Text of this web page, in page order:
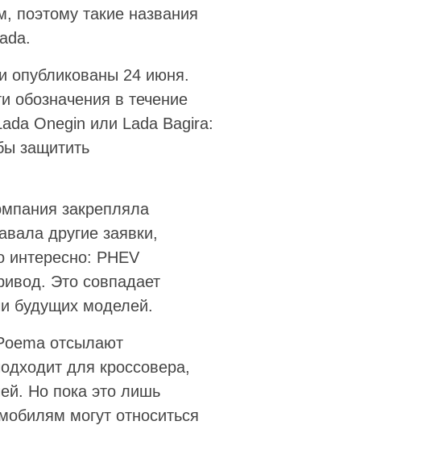
поэтому такие названия
опубликованы 24 июня.
обозначения в течение
Onegin или Lada Bagira:
защитить
закрепляла
другие заявки,
интересно: PHEV
Это совпадает
будущих моделей.
отсылают
для кроссовера,
Но пока это лишь
могут относиться